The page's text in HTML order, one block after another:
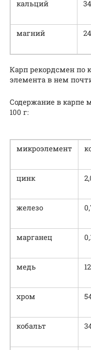
кальций
магний
Карп рекордсмен по
элемента в нем
Содержание в карпе
100 г:
микроэлемент
цинк
железо
марганец
медь
хром
кобальт